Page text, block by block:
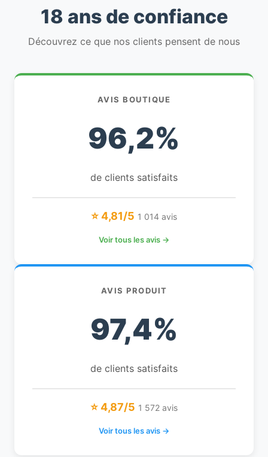
18 ans de confiance
Découvrez ce que nos clients pensent de nous
AVIS BOUTIQUE
96,2%
de clients satisfaits
⭐ 4,81/5 1 014 avis
Voir tous les avis →
AVIS PRODUIT
97,4%
de clients satisfaits
⭐ 4,87/5 1 572 avis
Voir tous les avis →